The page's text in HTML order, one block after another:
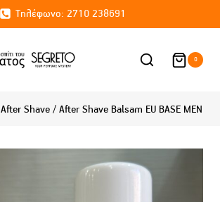
Τηλέφωνο: 2710 238691
0
After Shave / After Shave Balsam EU BASE MEN